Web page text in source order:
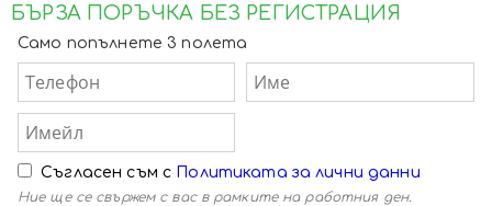
БЪРЗА ПОРЪЧКА БЕЗ РЕГИСТРАЦИЯ
Само попълнете 3 полета
Съгласен съм с Политиката за лични данни
Ние ще се свържем с вас в рамките на работния ден.